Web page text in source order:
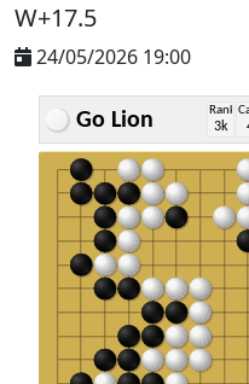
W+17.5
24/05/2026 19:00
Go Lion Rank
3k